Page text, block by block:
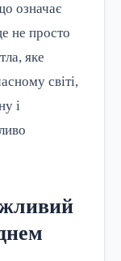
означає
не просто
яке
світі,
і